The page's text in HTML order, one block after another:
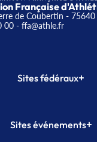
Française
de Coubertin - 75640
00- ffa@athle.fr
Sites fédéraux+
Plateforme Formation
Sites événements+